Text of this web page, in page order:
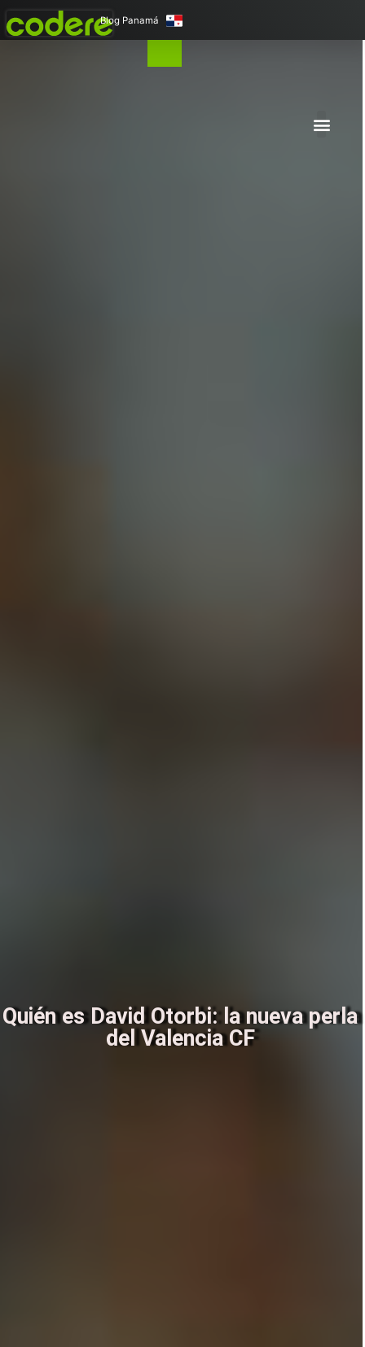
Blog Panamá
Quién es David Otorbi: la nueva perla
del Valencia CF